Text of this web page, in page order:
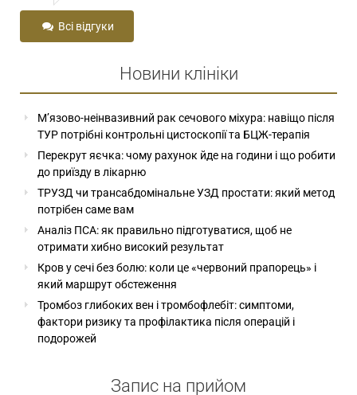
Всі відгуки
Новини клініки
М’язово-неінвазивний рак сечового міхура: навіщо після
ТУР потрібні контрольні цистоскопії та БЦЖ-терапія
Перекрут яєчка: чому рахунок йде на години і що робити
до приїзду в лікарню
ТРУЗД чи трансабдомінальне УЗД простати: який метод
потрібен саме вам
Аналіз ПСА: як правильно підготуватися, щоб не
отримати хибно високий результат
Кров у сечі без болю: коли це «червоний прапорець» і
який маршрут обстеження
Тромбоз глибоких вен і тромбофлебіт: симптоми,
фактори ризику та профілактика після операцій і
подорожей
Запис на прийом